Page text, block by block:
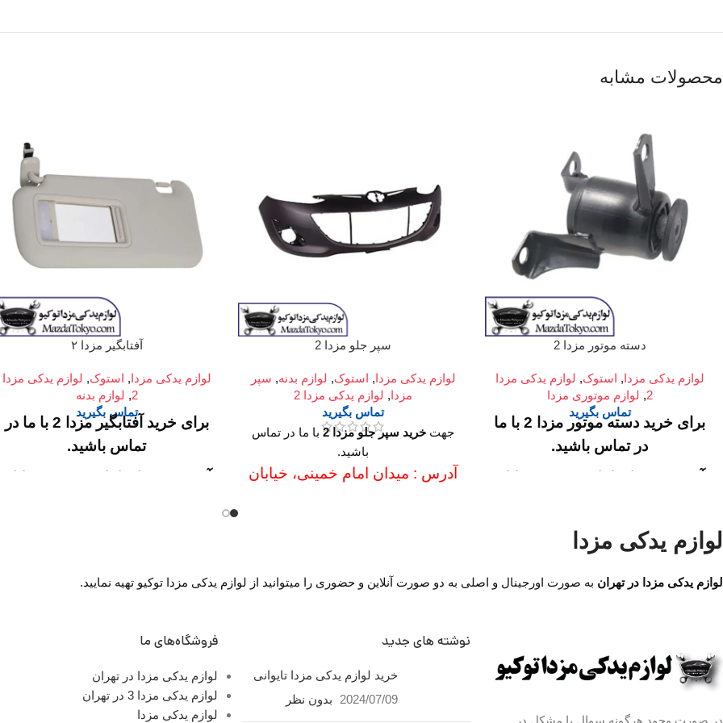
محصولات مشابه
دسته موتور مزدا 2
لوازم یدکی مزدا, استوک, لوازم یدکی مزدا
2
, لوازم موتوری مزدا
تماس بگیرید
برای خرید دسته موتور مزدا 2 با ما
در تماس باشید.
آدرس :
میدان امام خمینی، خیابان
اول واحد F124
ساعت کار فروشگاه : روزهای
شماره تماس ما : تلفن
02136617441
موبایل ۰۹۱۲۶۸۸۶۰۹۳
سپر جلو مزدا 2
لوازم یدکی مزدا, استوک, لوازم بدنه, سپر
مزدا, لوازم یدکی مزدا 2
تماس بگیرید
جهت خرید سپر جلو مزدا 2 با ما در تماس
باشید.
آدرس : میدان امام خمینی، خیابان
ساعت کار فروشگاه : روزهای
شماره تماس ما : تلفن
02136617441 موبایل
۰۹۱۲۶۸۸۶۰۹۳ واتساپ
آفتابگیر مزدا ۲
لوازم یدکی مزدا, استوک, لوازم یدکی مزدا
2
, لوازم بدنه
تماس بگیرید
برای خرید آفتابگیر مزدا 2
با ما در
تماس باشید.
آدرس :
میدان امام خمینی، خیابان
ساعت کار فروشگاه :
پنجشنبه ها ساعت 9 الی 14
لوازم یدکی مزدا
لوازم یدکی مزدا در تهران به صورت اورجینال و اصلی به دو صورت آنلاین و حضوری را میتوانید از لوازم یدکی مزدا توکیو تهیه نمایید.
نوشته های جدید
خرید لوازم یدکی مزدا تایوانی
2024/07/09
بدون نظر
فروشگاه‌های ما
لوازم یدکی مزدا در تهران
لوازم یدکی مزدا 3 در تهران
لوازم یدکی مزدا